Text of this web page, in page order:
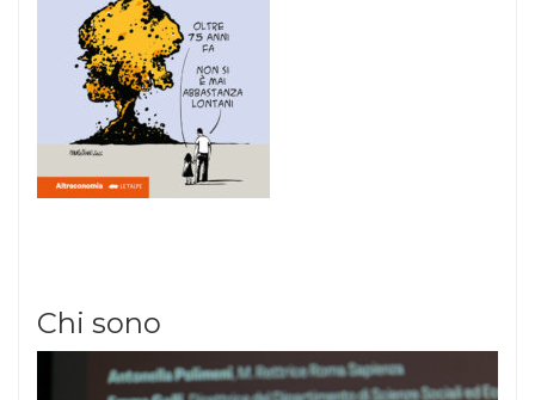
Chi sono